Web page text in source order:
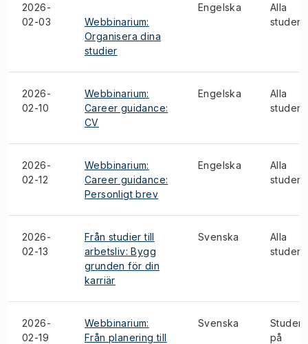
2026-
02-03
Webbinarium:
Organisera dina
studier
Engelska
Alla
2026-
02-10
Webbinarium:
Career guidance:
CV
Engelska
Alla
2026-
02-12
Webbinarium:
Career guidance:
Personligt brev
Engelska
Alla
2026-
02-13
Från studier till
arbetsliv: Bygg
grunden för din
karriär
Svenska
Alla
2026-
02-19
Webbinarium:
Från planering till
Svenska
på